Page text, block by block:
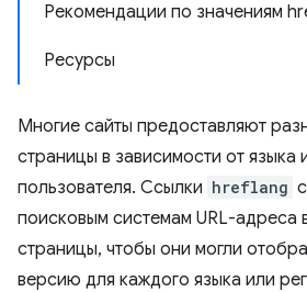
Рекомендации по значениям
Ресурсы
Многие сайты предоставляют
страницы в зависимости от языка
пользователя. Ссылки hreflang
поисковым системам URL-адреса
страницы, чтобы они могли
версию для каждого языка или